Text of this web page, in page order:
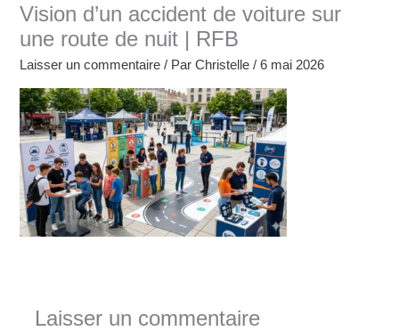
Vision d’un accident de voiture sur
une route de nuit | RFB
Laisser un commentaire / ParChristelle/6 mai 2026
Laisser un commentaire